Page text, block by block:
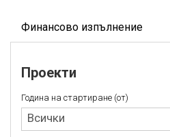
Финансово изпълнение
Проекти
Година на стартиране (от)
Всички
Година
на
стартиране